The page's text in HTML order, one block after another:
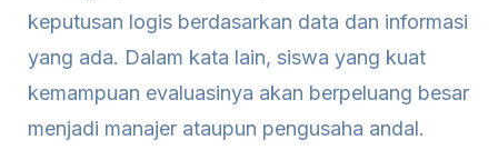
keputusan logis berdasarkan data dan informasi
yang ada. Dalam kata lain, siswa yang kuat
kemampuan evaluasinya akan berpeluang besar
menjadi manajer ataupun pengusaha andal.